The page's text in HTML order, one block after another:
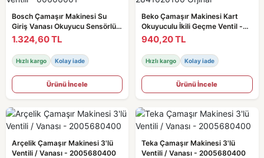
Bosch Çamaşır Makinesi Su
Giriş Vanası Okuyucu Sensörlü /
Ventili - 00606001
1.324,60 TL
Hızlı kargo Kolay iade
Ürünü İncele
Beko Çamaşır Makinesi Kart
Okuyuculu İkili Geçme Ventil -
2841020100 Orjinal
940,20 TL
Hızlı kargo Kolay iade
Ürünü İncele
Arçelik Çamaşır Makinesi 3'lü
Ventili / Vanası - 2005680400
Teka Çamaşır Makinesi 3'lü
Ventili / Vanası - 2005680400